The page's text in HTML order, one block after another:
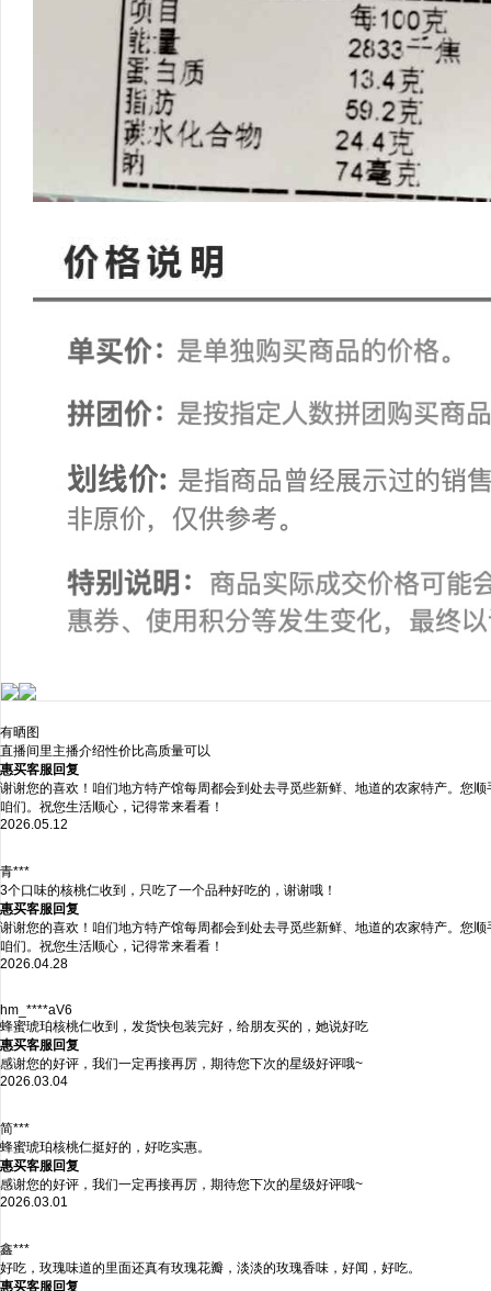
有晒图
直播间里主播介绍性价比高质量可以
惠买客服回复
谢谢您的喜欢！咱们地方特产馆每周都会到处去寻觅些新鲜、地道的农家特产。您
咱们。祝您生活顺心，记得常来看看！
2026.05.12
青***
3个口味的核桃仁收到，只吃了一个品种好吃的，谢谢哦！
惠买客服回复
谢谢您的喜欢！咱们地方特产馆每周都会到处去寻觅些新鲜、地道的农家特产。您
咱们。祝您生活顺心，记得常来看看！
2026.04.28
hm_****aV6
蜂蜜琥珀核桃仁收到，发货快包装完好，给朋友买的，她说好吃
惠买客服回复
感谢您的好评，我们一定再接再厉，期待您下次的星级好评哦~
2026.03.04
简***
蜂蜜琥珀核桃仁挺好的，好吃实惠。
惠买客服回复
感谢您的好评，我们一定再接再厉，期待您下次的星级好评哦~
2026.03.01
鑫***
好吃，玫瑰味道的里面还真有玫瑰花瓣，淡淡的玫瑰香味，好闻，好吃。
惠买客服回复